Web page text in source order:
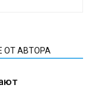
ОТ АВТОРА